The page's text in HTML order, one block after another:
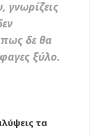
γνωρίζεις
πως δε θα
ξύλο.
τα